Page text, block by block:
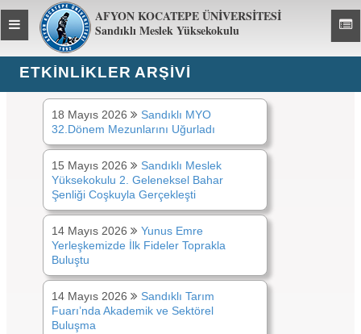
AFYON KOCATEPE ÜNİVERSİTESİ
Sandıklı Meslek Yüksekokulu
Toggle
global
navigation
ETKINLIKLER ARŞİVİ
Etkinlikler ARŞİVİ :
18 Mayıs 2026
Sandıklı MYO
32.Dönem Mezunlarını Uğurladı
15 Mayıs 2026
Sandıklı Meslek
Yüksekokulu 2. Geleneksel Bahar
Şenliği Coşkuyla Gerçekleşti
14 Mayıs 2026
Yunus Emre
Yerleşkemizde İlk Fideler Toprakla
Buluştu
14 Mayıs 2026
Sandıklı Tarım
Fuarı’nda Akademik ve Sektörel
Buluşma